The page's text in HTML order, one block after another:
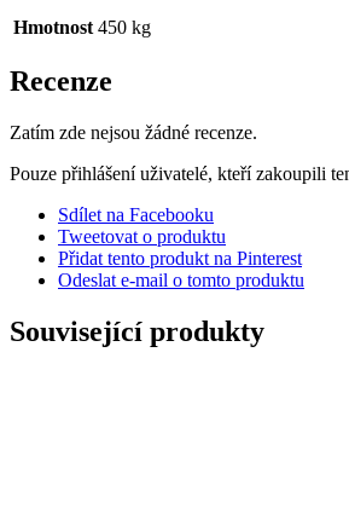
Hmotnost 450 kg
Recenze
Zatím zde nejsou žádné recenze.
Pouze přihlášení uživatelé, kteří zakoupili
Sdílet na Facebooku
Tweetovat o produktu
Přidat tento produkt na Pinterest
Odeslat e-mail o tomto produktu
Související produkty